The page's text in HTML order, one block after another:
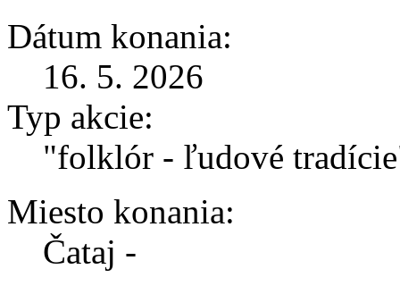
Dátum konania:
16. 5. 2026
Typ akcie:
"folklór - ľudové
Miesto konania:
Čataj -